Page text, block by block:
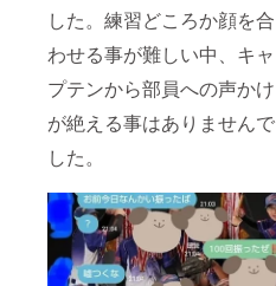
した。練習どころか顔を合
わせる事が難しい中、キャ
プテンから部員への声かけ
が絶える事はありませんで
した。